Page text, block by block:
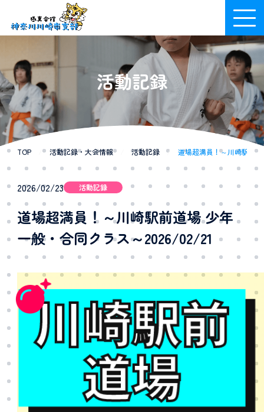
活動記録
TOP / 活動記録・大会情報 活動記録 / 道場超満員！～川崎駅前
2026/02/23 活動記録
道場超満員！～川崎駅前道場 少年
一般・合同クラス～2026/02/21
川崎駅前
道場